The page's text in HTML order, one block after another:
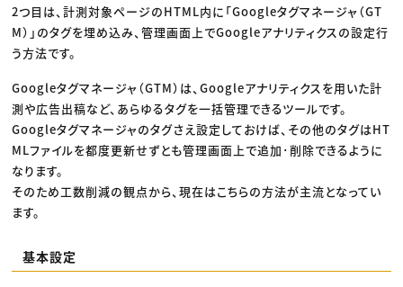
2つ目は、計測対象ページのHTML内に「Googleタグマネージャ（GT
M）」のタグを埋め込み、管理画面上でGoogleアナリティクスの設定行
う方法です。
Googleタグマネージャ（GTM）は、Googleアナリティクスを用いた計
測や広告出稿など、あらゆるタグを一括管理できるツールです。
Googleタグマネージャのタグさえ設定しておけば、その他のタグはHT
MLファイルを都度更新せずとも管理画面上で追加･削除できるように
なります。
そのため工数削減の観点から、現在はこちらの方法が主流となってい
ます。
基本設定